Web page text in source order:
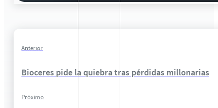
Anterior
Bioceres pide la quiebra tras pérdidas millonarias
Próximo